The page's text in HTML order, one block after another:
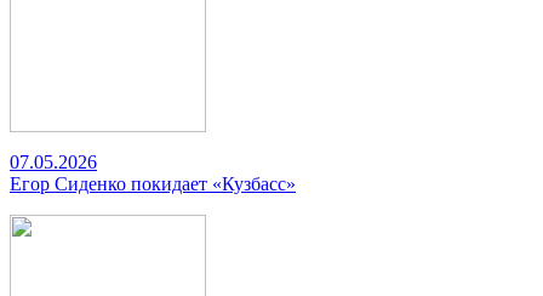
07.05.2026
Егор Сиденко покидает «Кузбасс»